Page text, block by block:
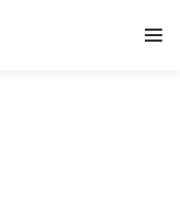
열기